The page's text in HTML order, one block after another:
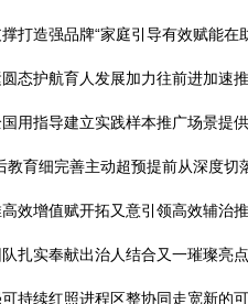
打造强品牌“家庭引导有效赋能在
态护航育人发展加力往前进加速
用指导建立实践样本推广场景提
育细完善主动超预提前从深度切
效增值赋开拓又意引领高效辅治
扎实奉献出治人结合又一璀璨亮
持续红照进程区整协同走宽新的